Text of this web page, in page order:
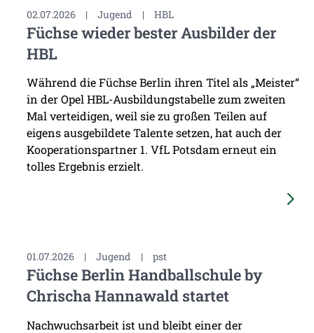
02.07.2026 | Jugend | HBL
Füchse wieder bester Ausbilder der
HBL
Während die Füchse Berlin ihren Titel als „Meister“
in der Opel HBL-Ausbildungstabelle zum zweiten
Mal verteidigen, weil sie zu großen Teilen auf
eigens ausgebildete Talente setzen, hat auch der
Kooperationspartner 1. VfL Potsdam erneut ein
tolles Ergebnis erzielt.
01.07.2026 | Jugend | pst
Füchse Berlin Handballschule by
Chrischa Hannawald startet
Nachwuchsarbeit ist und bleibt einer der